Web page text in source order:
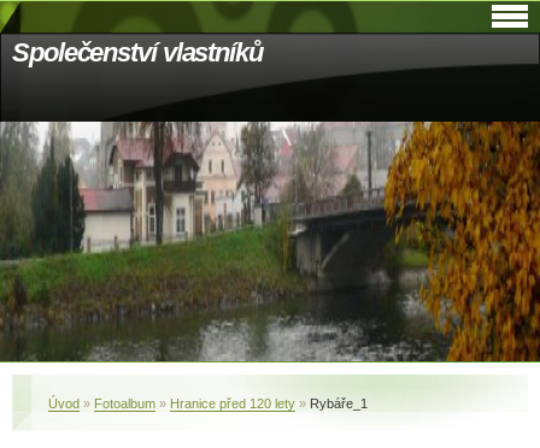
Společenství vlastníků
Úvod » Fotoalbum » Hranice před 120 lety » Rybáře_1